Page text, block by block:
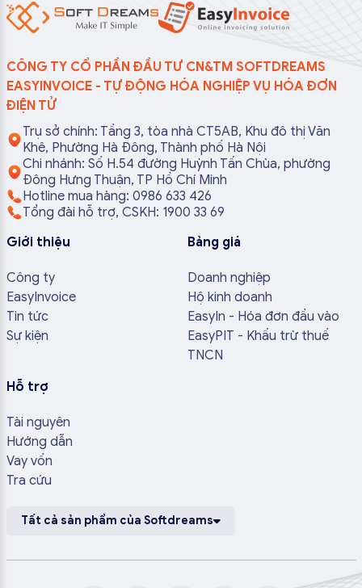
CÔNG TY CỔ PHẦN ĐẦU TƯ CN&TM SOFTDREAMS
EASYINVOICE - TỰ ĐỘNG HÓA NGHIỆP VỤ HÓA ĐƠN
ĐIỆN TỬ
Trụ sở chính: Tầng 3, tòa nhà CT5AB, Khu đô thị Văn
Khê, Phường Hà Đông, Thành phố Hà Nội
Chi nhánh: Số H.54 đường Huỳnh Tấn Chùa, phường
Đông Hưng Thuận, TP Hồ Chí Minh
Hotline mua hàng: 0986 633 426
Tổng đài hỗ trợ, CSKH: 1900 33 69
Giới thiệu
Công ty
EasyInvoice
Tin tức
Sự kiện
Bảng giá
Doanh nghiệp
Hộ kinh doanh
EasyIn - Hóa đơn đầu vào
EasyPIT - Khấu trừ thuế
TNCN
Hỗ trợ
Tài nguyên
Hướng dẫn
Vay vốn
Tra cứu
Tất cả sản phẩm của Softdreams